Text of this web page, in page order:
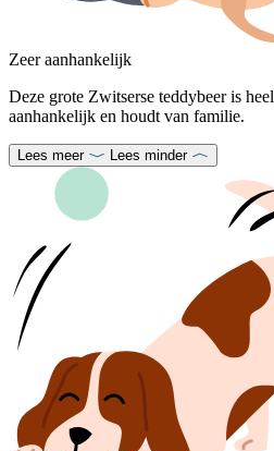
Zeer aanhankelijk
Deze grote Zwitserse teddybeer is heel
aanhankelijk en houdt van familie.
Lees meer Lees minder